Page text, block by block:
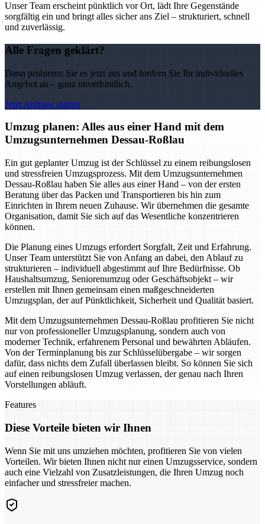
Unser Team erscheint pünktlich vor Ort, lädt Ihre Gegenstände
sorgfältig ein und bringt alles sicher ans Ziel – strukturiert, schnell
und zuverlässig.
Alle Fragen geklärt?
Dann probieren Sie es jetzt aus und fordern Sie Ihr individuelles
Angebot an – ganz unverbindlich.
Jetzt Anfrage starten
Umzug planen: Alles aus einer Hand mit dem
Umzugsunternehmen Dessau-Roßlau
Ein gut geplanter Umzug ist der Schlüssel zu einem reibungslosen
und stressfreien Umzugsprozess. Mit dem Umzugsunternehmen
Dessau-Roßlau haben Sie alles aus einer Hand – von der ersten
Beratung über das Packen und Transportieren bis hin zum
Einrichten in Ihrem neuen Zuhause. Wir übernehmen die gesamte
Organisation, damit Sie sich auf das Wesentliche konzentrieren
können.
Die Planung eines Umzugs erfordert Sorgfalt, Zeit und Erfahrung.
Unser Team unterstützt Sie von Anfang an dabei, den Ablauf zu
strukturieren – individuell abgestimmt auf Ihre Bedürfnisse. Ob
Haushaltsumzug, Seniorenumzug oder Geschäftsobjekt – wir
erstellen mit Ihnen gemeinsam einen maßgeschneiderten
Umzugsplan, der auf Pünktlichkeit, Sicherheit und Qualität basiert.
Mit dem Umzugsunternehmen Dessau-Roßlau profitieren Sie nicht
nur von professioneller Umzugsplanung, sondern auch von
moderner Technik, erfahrenem Personal und bewährten Abläufen.
Von der Terminplanung bis zur Schlüsselübergabe – wir sorgen
dafür, dass nichts dem Zufall überlassen bleibt. So können Sie sich
auf einen reibungslosen Umzug verlassen, der genau nach Ihren
Vorstellungen abläuft.
Features
Diese Vorteile bieten wir Ihnen
Wenn Sie mit uns umziehen möchten, profitieren Sie von vielen
Vorteilen. Wir bieten Ihnen nicht nur einen Umzugsservice, sondern
auch eine Vielzahl von Zusatzleistungen, die Ihren Umzug noch
einfacher und stressfreier machen.